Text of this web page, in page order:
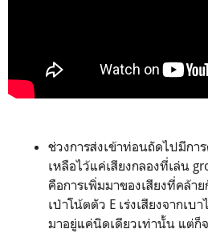
ช่วงการส่งเข้าท่อนถัดไปมีกา
เหลือไว้แค่เสียงกลองที่เล่น
คือการเพิ่มมาของเสียงที่คล้า
เป่าโน้ตตัว E เร่งเสียงจากเบ
มาอยู่แค่นิดเดียวเท่านั้น แต่ก็